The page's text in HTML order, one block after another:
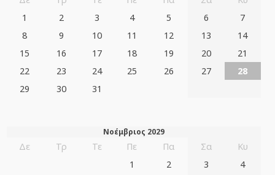
1
2 3 4 5 6
7
8
9 10 11 12 13
14
15
16 17 18 19 20
21
22
23 24 25 26 27
28
29
30 31
Νοέμβριος 2029
Δε Τρ Τε Πε Πα Σα
Κυ
1
2 3
4